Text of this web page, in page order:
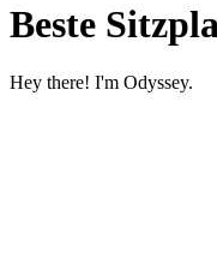
Beste
Hey there! I'm Odyssey.